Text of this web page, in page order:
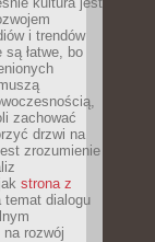
i trendów
łatwe, bo
zachować
drzwi na
zrozumienie
strona z
temat dialogu
na rozwój